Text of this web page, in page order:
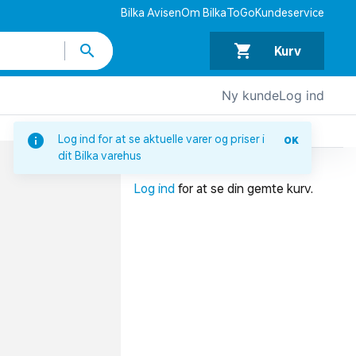
Log ind for at se aktuelle varer og priser i
dit Bilka varehus
OK
Bilka AvisenOm BilkaToGoKundeservice
Kurv
Ny kundeLog ind
Log ind for at se din gemte kurv.